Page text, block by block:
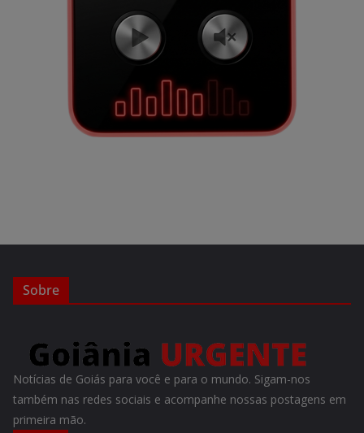
Sobre
Notícias de Goiás para você e para o mundo. Sigam-nos
também nas redes sociais e acompanhe nossas postagens em
primeira mão.